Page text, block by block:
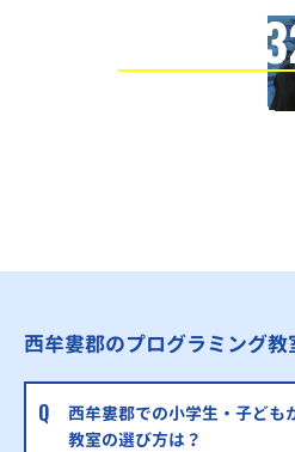
全国の小学生・中学生
西牟婁郡のプログラミング
西牟婁郡での小学生・子ども
教室の選び方は？